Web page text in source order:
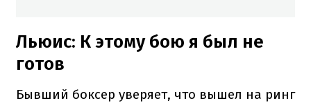
Льюис: К этому бою я был не
готов
Бывший боксер уверяет, что вышел на ринг